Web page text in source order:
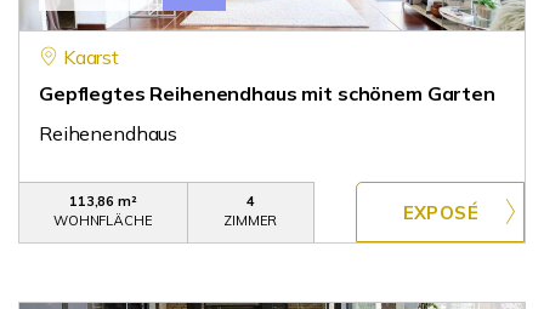
Kaarst
Gepflegtes Reihenendhaus mit schönem Garten
Reihenendhaus
113,86 m²
WOHNFLÄCHE
4
ZIMMER